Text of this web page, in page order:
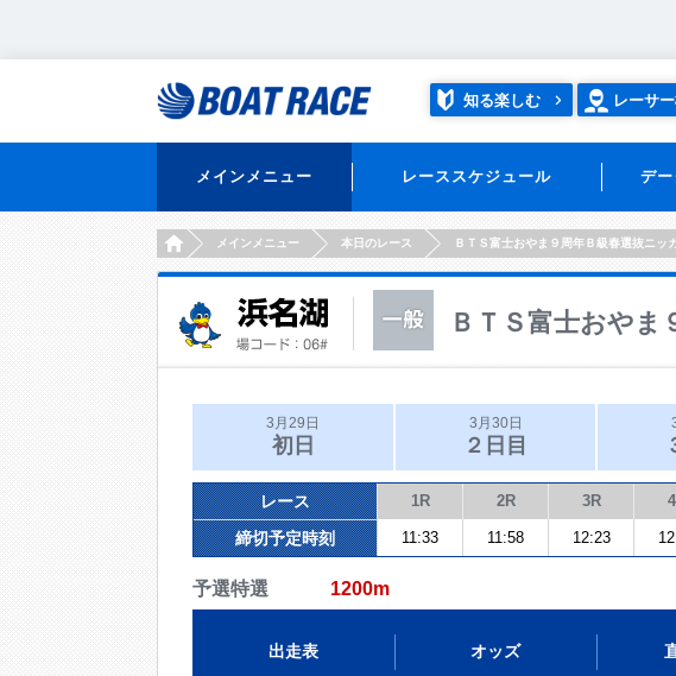
知る楽しむ レーサ
メインメニュー レーススケジュール デ
HOMEメインメニュー 本日のレース ＢＴＳ富士おやま９周年Ｂ級春選抜ニッ
ＢＴＳ富士おやま
3月29日
初日
3月30日
２日目
レース 1R 2R 3R
締切予定時刻 11:33 11:58 12:23
予選特選 1200m
出走表 オッズ